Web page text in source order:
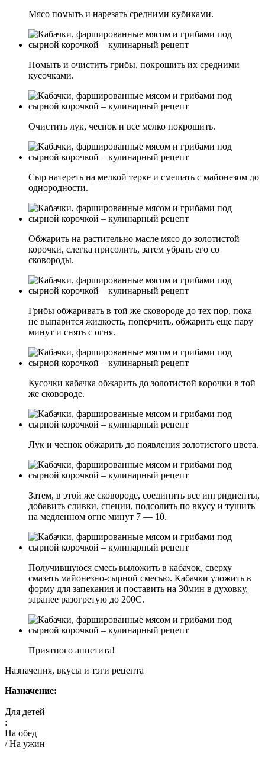
Мясо помыть и нарезать средними кубиками.
Помыть и очистить грибы, покрошить их средними
кусочками.
Очистить лук, чеснок и все мелко покрошить.
Сыр натереть на мелкой терке и смешать с майонезом до
однородности.
Обжарить на растительно масле мясо до золотистой
корочки, слегка присолить, затем убрать его со
сковороды.
Грибы обжаривать в той же сковороде до тех пор, пока
не выпарится жидкость, поперчить, обжарить еще пару
минут и снять с огня.
Кусочки кабачка обжарить до золотистой корочки в той
же сковороде.
Лук и чеснок обжарить до появления золотистого цвета.
Затем, в этой же сковороде, соединить все ингридиенты,
добавить сливки, специи, подсолить по вкусу и тушить
на медленном огне минут 7 — 10.
Получившуюся смесь выложить в кабачок, сверху
смазать майонезно-сырной смесью. Кабачки уложить в
форму для запекания и поставить на 30мин в духовку,
заранее разогретую до 200С.
Приятного аппетита!
Назначения, вкусы и тэги рецепта
Назначение:
Для детей
:
На обед
/ На ужин